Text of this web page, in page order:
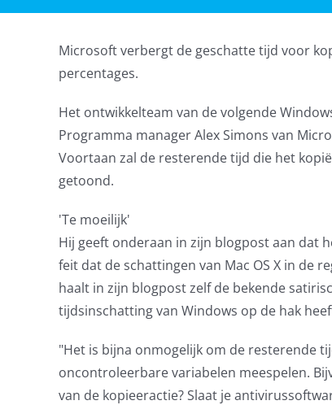
Microsoft verbergt de geschatte tijd voor
percentages.
Het ontwikkelteam van de volgende
Programma manager Alex Simons van
Voortaan zal de resterende tijd die het
getoond.
'Te moeilijk'
Hij geeft onderaan in zijn blogpost aan dat
feit dat de schattingen van Mac OS X in de
haalt in zijn blogpost zelf de bekende
tijdsinschatting van Windows op de hak
"Het is bijna onmogelijk om de resterende
oncontroleerbare variabelen meespelen.
van de kopieeractie? Slaat je